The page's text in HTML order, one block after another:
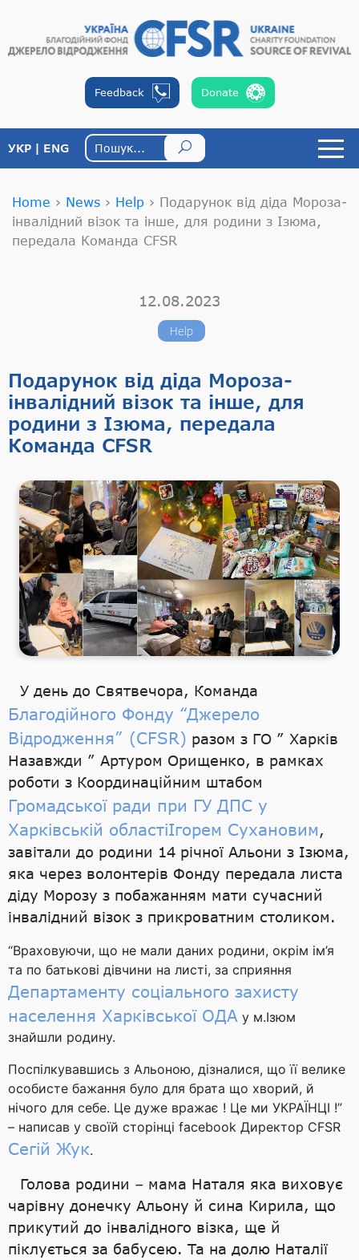
Feedback Donate
УКР ENG
Home › News › Help › Подарунок від діда Мороза-
інвалідний візок та інше, для родини з Ізюма,
передала Команда CFSR
12.08.2023
Help
Подарунок від діда Мороза-
інвалідний візок та інше, для
родини з Ізюма, передала
Команда CFSR
У день до Святвечора, Команда
Благодійного Фонду “Джерело
Відродження” (CFSR) разом з ГО ” Харків
Назавжди ” Артуром Орищенко, в рамках
роботи з Координаційним штабом
Громадської ради при ГУ ДПС у
Харківській областіІгорем Сухановим,
завітали до родини 14 річної Альони з Ізюма,
яка через волонтерів Фонду передала листа
діду Морозу з побажанням мати сучасний
інвалідний візок з прикроватним столиком.
“Враховуючи, що не мали даних родини, окрім ім’я
та по батькові дівчини на листі, за сприяння
Департаменту соціального захисту
населення Харківської ОДА у м.Ізюм
знайшли родину.
Поспілкувавшись з Альоною, дізналися, що її велике
особисте бажання було для брата що хворий, й
нічого для себе. Це дуже вражає ! Це ми УКРАЇНЦІ !”
– написав у своїй сторінці facebook Директор CFSR
Сегій Жук.
Голова родини – мама Наталя яка виховує
чарівну донечку Альону й сина Кирила, що
прикутий до інвалідного візка, ще й
піклується за бабусею. Та на долю Наталії